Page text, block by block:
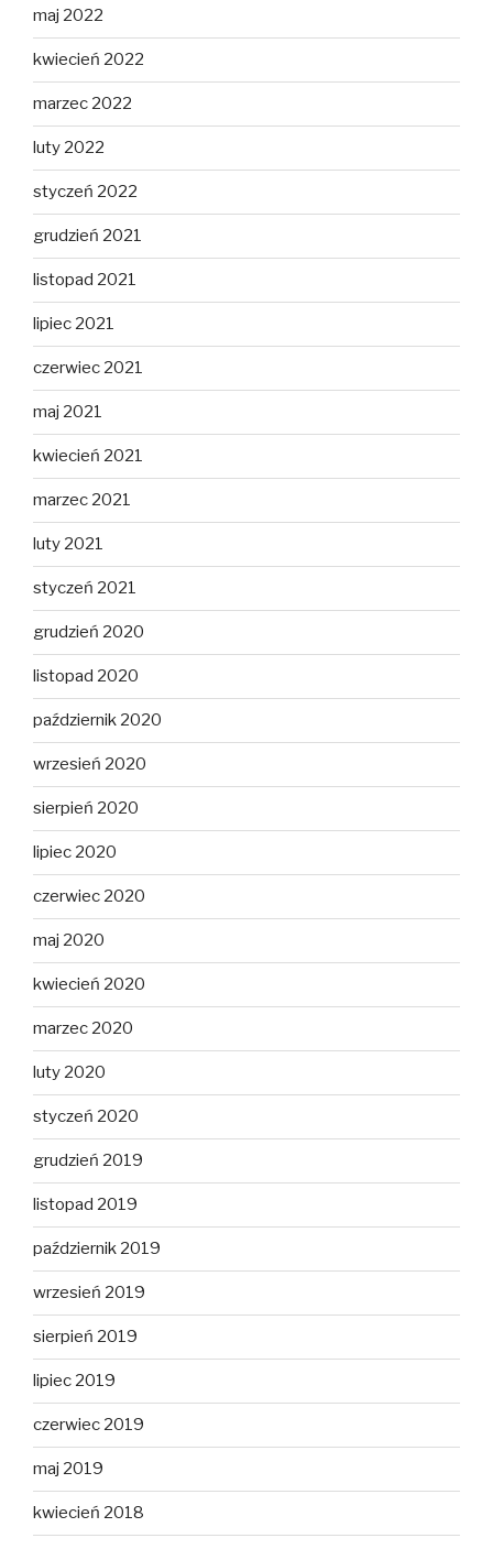
maj 2022
kwiecień 2022
marzec 2022
luty 2022
styczeń 2022
grudzień 2021
listopad 2021
lipiec 2021
czerwiec 2021
maj 2021
kwiecień 2021
marzec 2021
luty 2021
styczeń 2021
grudzień 2020
listopad 2020
październik 2020
wrzesień 2020
sierpień 2020
lipiec 2020
czerwiec 2020
maj 2020
kwiecień 2020
marzec 2020
luty 2020
styczeń 2020
grudzień 2019
listopad 2019
październik 2019
wrzesień 2019
sierpień 2019
lipiec 2019
czerwiec 2019
maj 2019
kwiecień 2018